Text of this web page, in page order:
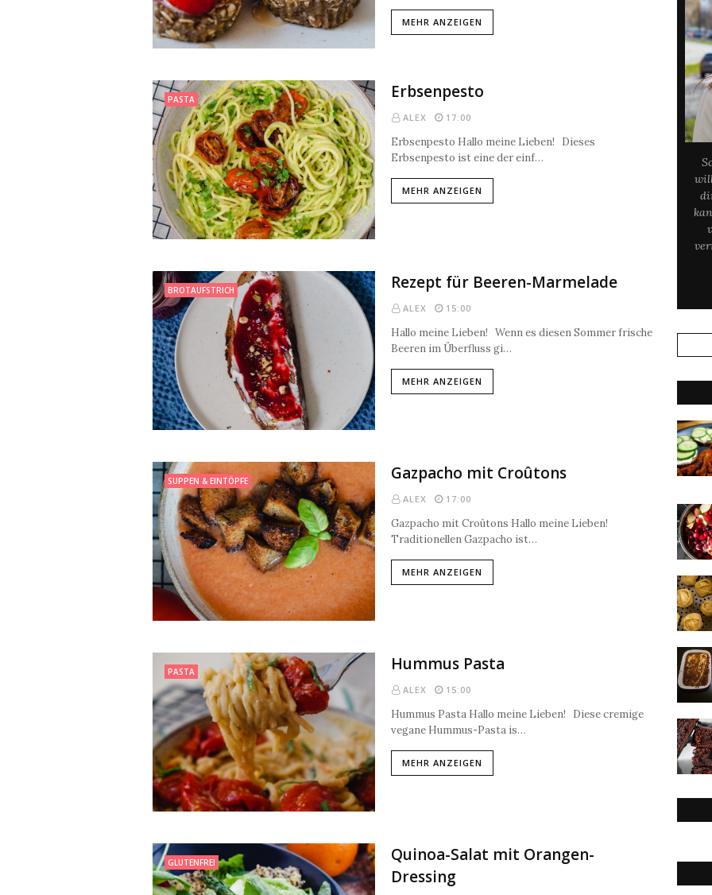
MEHR ANZEIGEN
PASTA Erbsenpesto
ALEX 17:00
Erbsenpesto Hallo meine Lieben! Dieses
Erbsenpesto ist eine der einf…
MEHR ANZEIGEN
BROTAUFSTRICH Rezept für Beeren-Marmelade
ALEX 15:00
Hallo meine Lieben! Wenn es diesen Sommer frische
Beeren im Überfluss gi…
MEHR ANZEIGEN
SUPPEN & EINTÖPFE Gazpacho mit Croûtons
ALEX 17:00
Gazpacho mit Croûtons Hallo meine Lieben!
Traditionellen Gazpacho ist…
MEHR ANZEIGEN
PASTA Hummus Pasta
ALEX 15:00
Hummus Pasta Hallo meine Lieben! Diese cremige
vegane Hummus-Pasta is…
MEHR ANZEIGEN
GLUTENFREI
Quinoa-Salat mit Orangen-
Dressing